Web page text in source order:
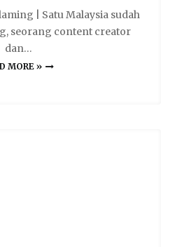
| Satu Malaysia sudah
seorang content creator
dan…
MORE »